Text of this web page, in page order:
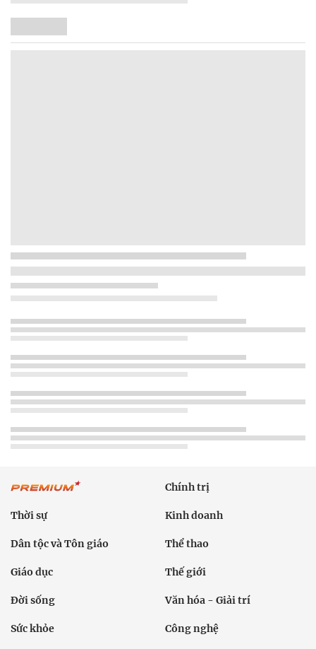
Chính trị
Thời sự Kinh doanh
Dân tộc và Tôn giáo Thể thao
Giáo dục Thế giới
Đời sống Văn hóa - Giải trí
Sức khỏe Công nghệ